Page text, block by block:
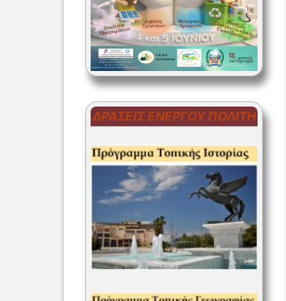
ΔΡΆΣΕΙΣ ΕΝΕΡΓΟΎ ΠΟΛΊΤΗ